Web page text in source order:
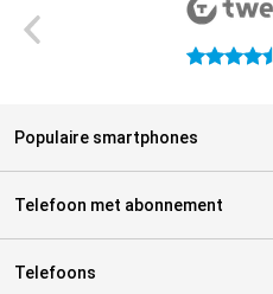
4.5 sterren
Populaire smartphones
Telefoon met abonnement
Telefoons